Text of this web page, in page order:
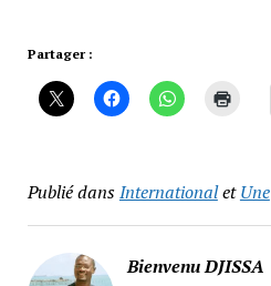
Partager :
Publié dansInternationaletUne
Bienvenu DJISSA